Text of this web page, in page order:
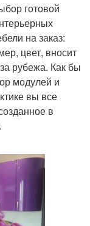
готовой
на заказ:
цвет, вносит
рубежа. Как бы
модулей и
вы все
в